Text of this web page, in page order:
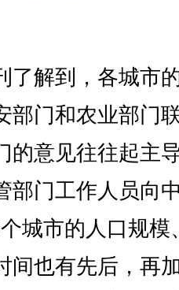
解到，各城市
部门和农业部门
的意见往往起主
部门工作人员向
城市的人口规模
间也有先后，再